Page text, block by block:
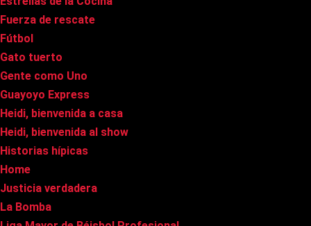
Fuerza de rescate
Fútbol
Gato tuerto
Gente como Uno
Guayoyo Express
Heidi, bienvenida a casa
Heidi, bienvenida al show
Historias hípicas
Home
Justicia verdadera
La Bomba